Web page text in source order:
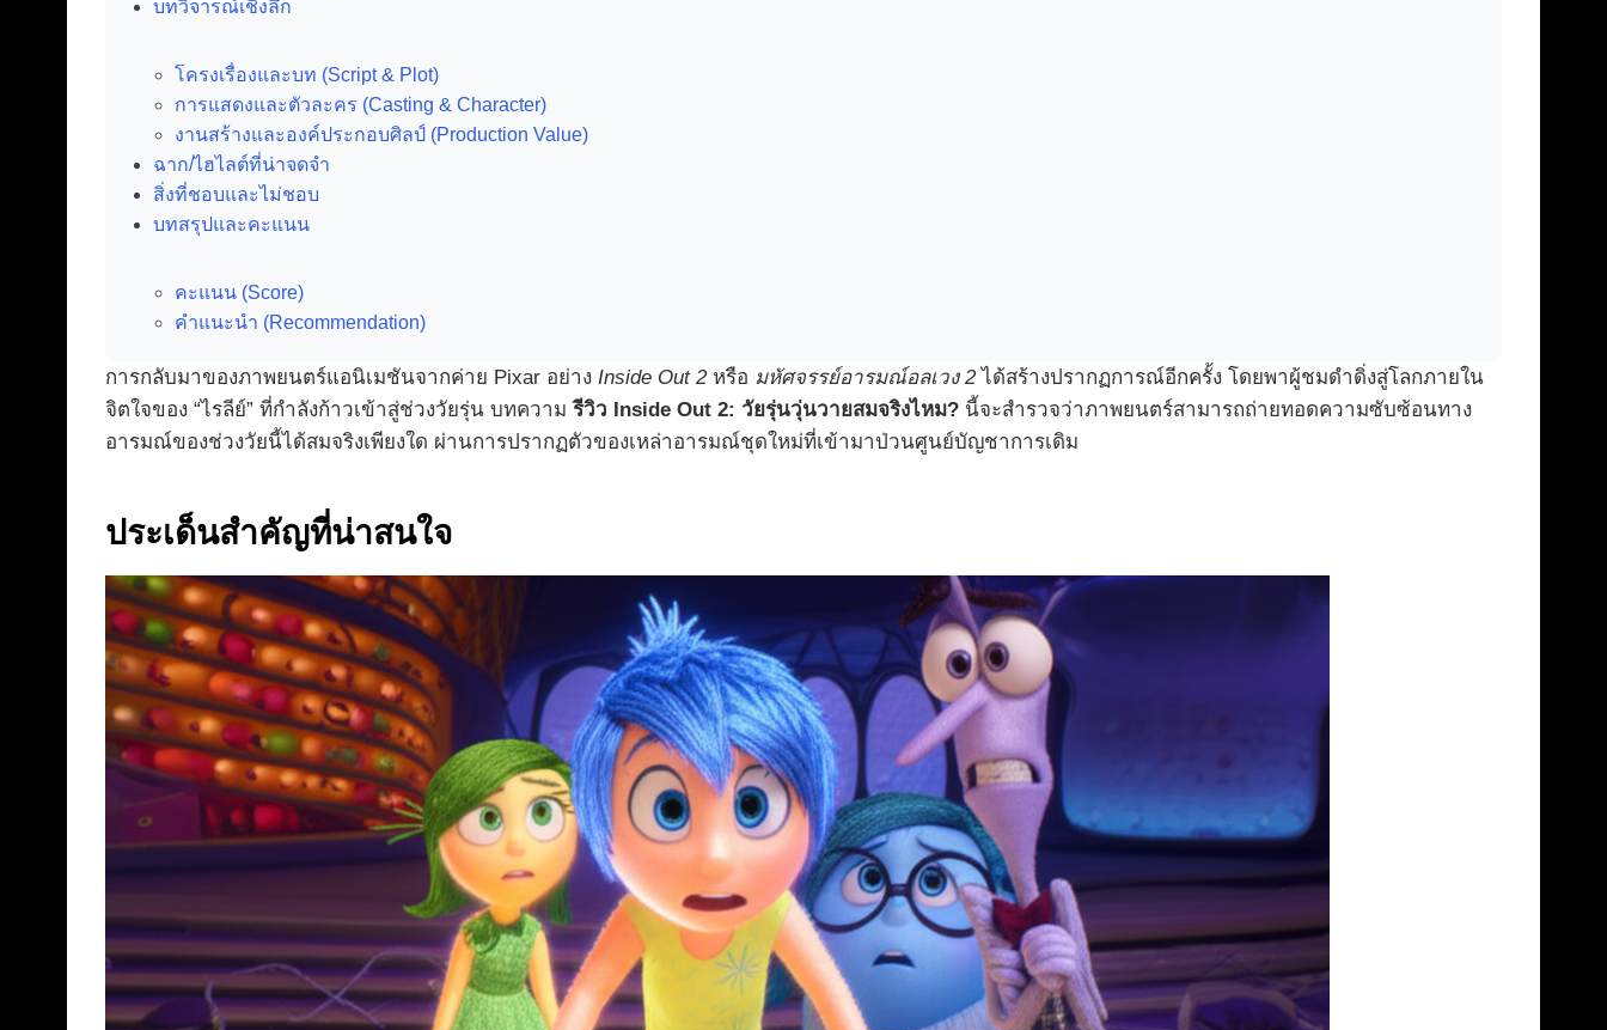
บทวิจารณ์เชิงลึก
โครงเรื่องและบท (Script & Plot)
การแสดงและตัวละคร (Casting & Character)
งานสร้างและองค์ประกอบศิลป์ (Production Value)
ฉาก/ไฮไลต์ที่น่าจดจำ
สิ่งที่ชอบและไม่ชอบ
บทสรุปและคะแนน
คะแนน (Score)
คำแนะนำ (Recommendation)
การกลับมาของภาพยนตร์แอนิเมชันจากค่าย Pixar อย่าง Inside Out 2หรือ มหัศจรรย์อารมณ์อลเวง 2ได้สร้างปรากฏการณ์อีกครั้ง โดยพาผู้ชมดำดิ่งสู่โลกภายใน
จิตใจของ “ไรลีย์” ที่กำลังก้าวเข้าสู่ช่วงวัยรุ่น บทความรีวิว Inside Out 2: วัยรุ่นวุ่นวายสมจริงไหม? นี้จะสำรวจว่าภาพยนตร์สามารถถ่ายทอดความซับซ้อนทาง
อารมณ์ของช่วงวัยนี้ได้สมจริงเพียงใด ผ่านการปรากฏตัวของเหล่าอารมณ์ชุดใหม่ที่เข้ามาป่วนศูนย์บัญชาการเดิม
ประเด็นสำคัญที่น่าสนใจ